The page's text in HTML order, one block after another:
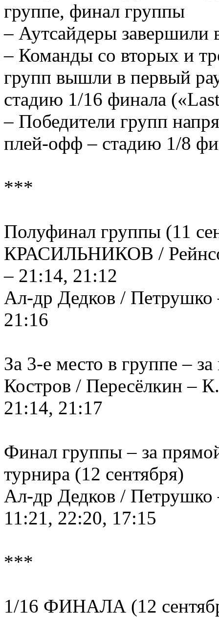
группе, финал группы
– Аутсайдеры завершили
– Команды со вторых и
групп вышли в первый
стадию 1/16 финала
– Победители групп
плей-офф – стадию 1/8
***
Полуфинал группы (11
КРАСИЛЬНИКОВ /
– 21:14, 21:12
Ал-др Дедков / Петрушко
21:16
За 3-е место в группе –
Костров / Пересёлкин –
21:14, 21:17
Финал группы – за
турнира (12 сентября)
Ал-др Дедков /
11:21, 22:20, 17:15
***
1/16 ФИНАЛА (12